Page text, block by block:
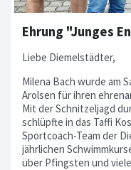
Ehrung "Junges
Liebe Diemelstädter,
Milena Bach wurde am
Arolsen für ihren
Mit der Schnitzeljagd
schlüpfte in das Taffi
Sportcoach-Team der
jährlichen
über Pfingsten und